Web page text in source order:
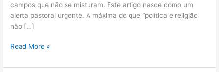
campos que não se misturam. Este artigo nasce como um
alerta pastoral urgente. A máxima de que “política e religião
não […]
Read More »